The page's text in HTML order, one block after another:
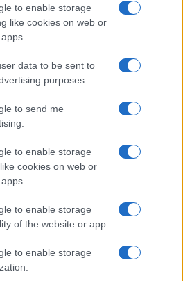
to enable storage
like cookies on web or
data to be sent to
purposes.
to send me
to enable storage
cookies on web or
to enable storage
of the website or app.
to enable storage
pone il benessere scolastico